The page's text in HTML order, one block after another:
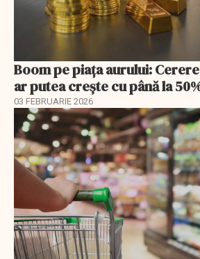
Boom pe piața aurului:
ar putea crește cu până la
03 FEBRUARIE 2026